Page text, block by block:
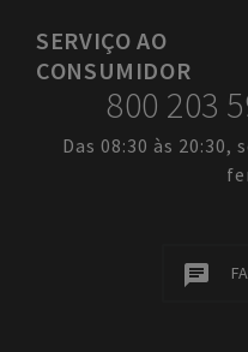
SERVIÇOAO
CONSUMIDOR
800 203
Das 08:30 às 20:30,